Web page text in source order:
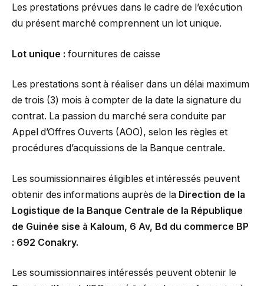
Les prestations prévues dans le cadre de l’exécution
du présent marché comprennent un lot unique.
Lot unique : fournitures de caisse
Les prestations sont à réaliser dans un délai maximum
de trois (3) mois à compter de la date la signature du
contrat. La passion du marché sera conduite par
Appel d’Offres Ouverts (AOO), selon les règles et
procédures d’acquissions de la Banque centrale.
Les soumissionnaires éligibles et intéressés peuvent
obtenir des informations auprès de la Direction de la
Logistique de la Banque Centrale de la République
de Guinée sise à Kaloum, 6 Av, Bd du commerce BP
: 692 Conakry.
Les soumissionnaires intéressés peuvent obtenir le